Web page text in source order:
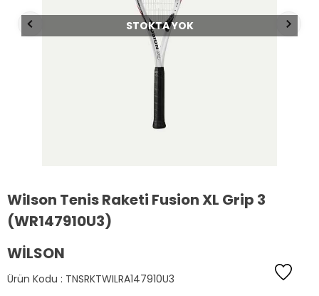
STOKTA YOK
Wilson Tenis Raketi Fusion XL Grip 3
(WR147910U3)
WILSON
Ürün Kodu : TNSRKTWILRA147910U3